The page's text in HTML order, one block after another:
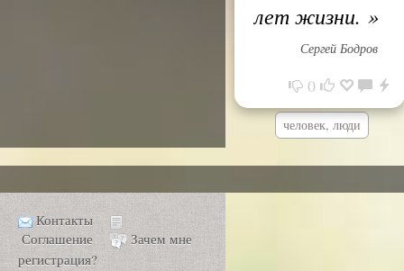
лет жизни. »
Сергей Бодров
0
человек, люди
Контакты
Соглашение
Зачем мне
регистрация?